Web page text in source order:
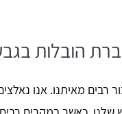
הובלות
רבים מאיתנו. אנו